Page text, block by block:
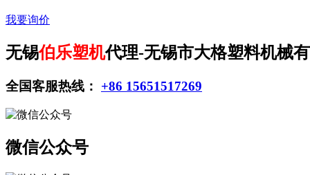
我要询价
无锡伯乐塑机代理-无锡市大格塑料机械
全国客服热线： +86 15651517269
微信公众号